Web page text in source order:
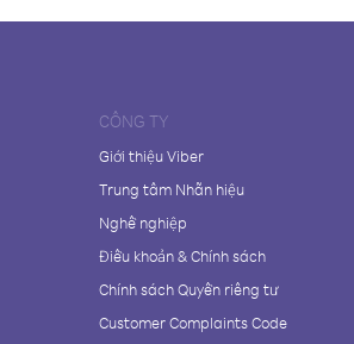
CÔNG TY
Giới thiệu Viber
Trung tâm Nhãn hiệu
Nghề nghiệp
Điều khoản & Chính sách
Chính sách Quyền riêng tư
Customer Complaints Code